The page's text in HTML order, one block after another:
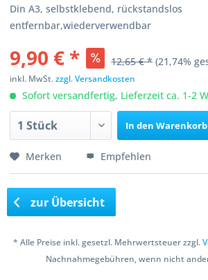
Din A3, selbstklebend, rückstandslos
entfernbar,wiederverwendbar
9,90 € * 12,65 € * (21,74%
inkl. MwSt.zzgl. Versandkosten
Sofort versandfertig, Lieferzeit ca. 1-2
In den Warenkorb
Merken Empfehlen
zur Übersicht
* Alle Preise inkl. gesetzl. Mehrwertsteuer zzgl.
Nachnahmegebühren, wenn nicht